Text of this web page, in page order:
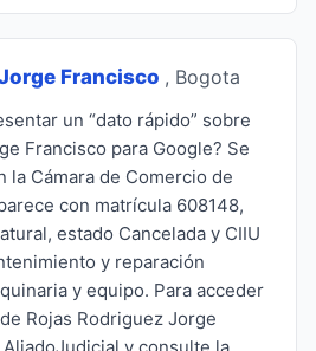
Francisco , Bogota
un “dato rápido” sobre
Francisco para Google? Se
la Cámara de Comercio de
con matrícula 608148,
estado Cancelada y CIIU
y reparación
y equipo. Para acceder
Rojas Rodriguez Jorge